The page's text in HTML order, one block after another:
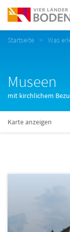
Startseite Was
Museen
mit kirchlichem
Karte anzeigen